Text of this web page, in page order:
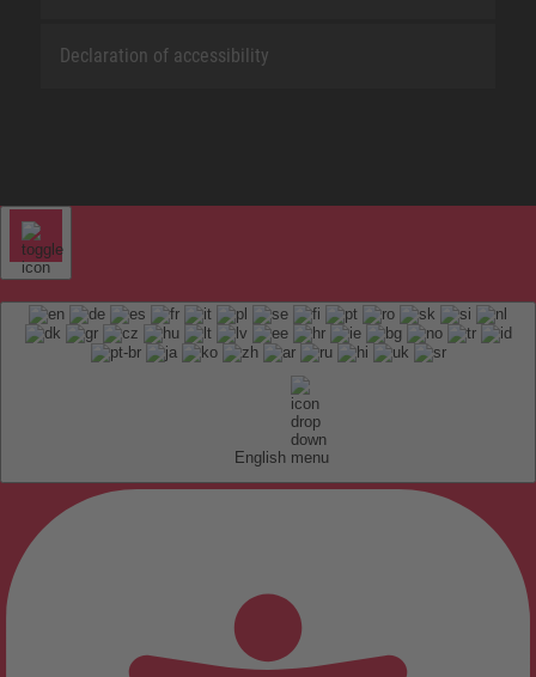
Declaration of accessibility
English